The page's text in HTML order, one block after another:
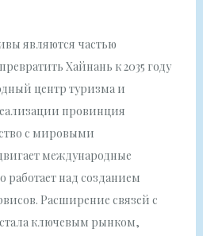
являются частью
Хайнань к 2035 году
центр туризма и
провинция
с мировыми
международные
над созданием
Расширение связей с
ключевым рынком,